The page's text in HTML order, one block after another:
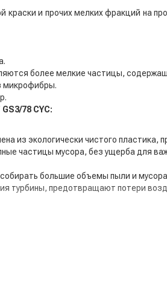
краски и прочих мелких фракций на
более мелкие частицы,
микрофибры.
78 CYC:
из экологически чистого
частицы мусора, без ущерба для
большие объемы пыли и
турбины, предотвращают потери